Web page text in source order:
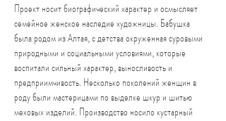
Проект носит биографический характер и осмысляет
семейное женское наследие художницы. Бабушка
была родом из Алтая, с детства окруженная суровыми
природными и социальными условиями, которые
воспитали сильный характер, выносливость и
предприимчивость. Несколько поколений женщин в
роду были мастерицами по выделке шкур и шитью
меховых изделий. Производство носило кустарный